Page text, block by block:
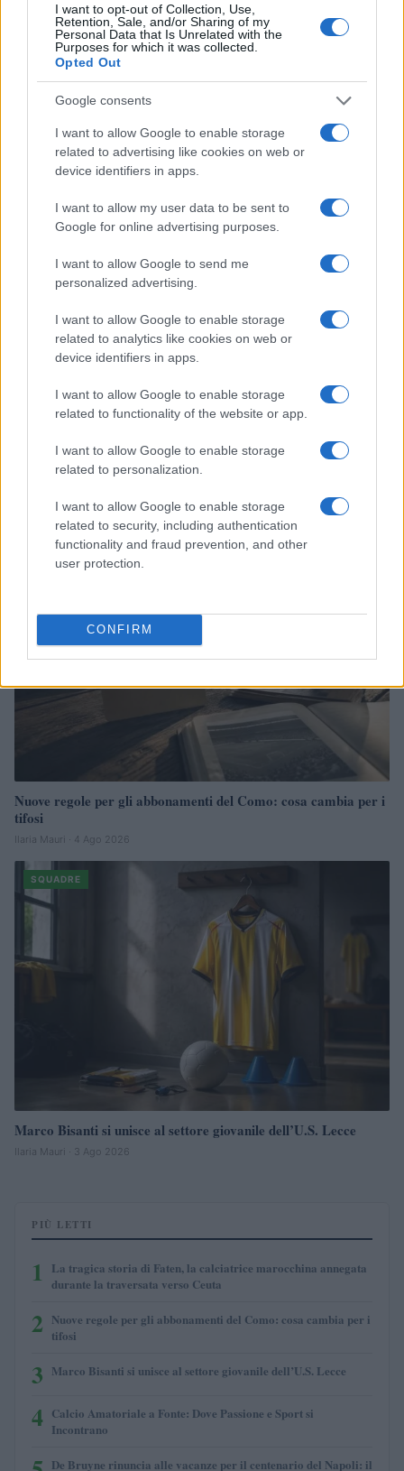
I want to opt-out of Collection, Use,
Retention, Sale, and/or Sharing of my
Personal Data that Is Unrelated with the
Purposes for which it was collected.
Opted Out
Google consents
I want to allow Google to enable storage
related to advertising like cookies on web or
device identifiers in apps.
I want to allow my user data to be sent to
Google for online advertising purposes.
I want to allow Google to send me
personalized advertising.
I want to allow Google to enable storage
related to analytics like cookies on web or
device identifiers in apps.
I want to allow Google to enable storage
related to functionality of the website or app.
I want to allow Google to enable storage
related to personalization.
I want to allow Google to enable storage
related to security, including authentication
functionality and fraud prevention, and other
user protection.
CONFIRM
Continua a leggere
La tragica storia di Faten, la calciatrice marocchina annegata
Andrea Conforti · 5 Ago 2026
SQUADRE
Nuove regole per gli abbonamenti del Como: cosa cambia per i
tifosi
Ilaria Mauri · 4 Ago 2026
SQUADRE
Marco Bisanti si unisce al settore giovanile dell’U.S. Lecce
Ilaria Mauri · 3 Ago 2026
PIÙ LETTI
1
La tragica storia di Faten, la calciatrice marocchina annegata
durante la traversata verso Ceuta
2 Nuove regole per gli abbonamenti del Como: cosa cambia per i
tifosi
3 Marco Bisanti si unisce al settore giovanile dell’U.S. Lecce
4 Calcio Amatoriale a Fonte: Dove Passione e Sport si
Incontrano
De Bruyne rinuncia alle vacanze per il centenario del Napoli: il